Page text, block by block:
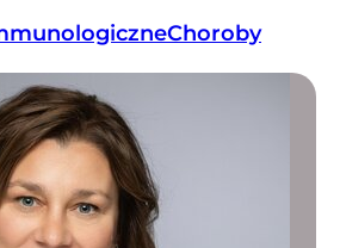
Choroby